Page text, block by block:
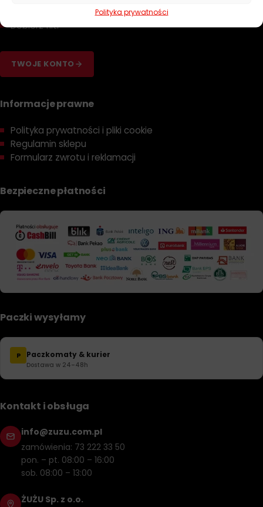
Polityka prywatności
Dobierz filtr
TWOJE KONTO
Informacje prawne
Polityka prywatności i pliki cookie
Regulamin sklepu
Formularz zwrotu i reklamacji
Bezpieczne płatności
Paczki wysyłamy
P Paczkomaty & kurier
Dostawa w 24–48h
Kontakt i obsługa
info@zuzu.com.pl
zamówienia: 73 222 33 50
pon. – pt. 08:00 – 16:00
sob. 08:00 – 13:00
ŻUŻU Sp. z o.o.